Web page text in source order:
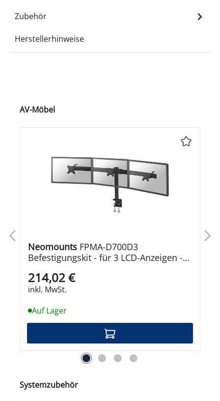
Zubehör
Herstellerhinweise
Produktgalerie überspringen
AV-Möbel
Neomounts
Befestigungskit - für 3 LCD-Anzeigen -
214,02 €
inkl. MwSt.
Auf Lager
Produktgalerie überspringen
Systemzubehör